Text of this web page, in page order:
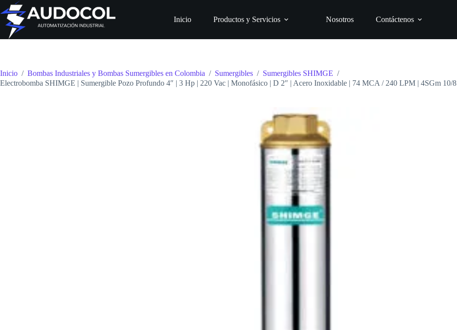
Saltar
al
contenido
Inicio Productos y Servicios Nosotros Contáctenos
Inicio / Bombas Industriales y Bombas Sumergibles en Colombia / Sumergibles / Sumergibles SHIMGE /
Electrobomba SHIMGE | Sumergible Pozo Profundo 4″ | 3 Hp | 220 Vac | Monofásico | D 2″ | Acero Inoxidable | 74 MCA / 240 LPM | 4SGm 10/8